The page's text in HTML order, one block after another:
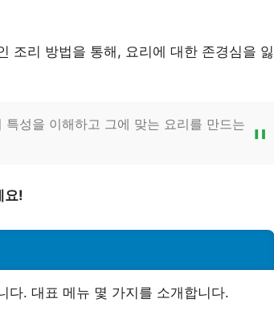
조리 방법을 통해, 요리에 대한 존경심을 잃
성을 이해하고 그에 맞는 요리를 만드는
요!
다. 대표 메뉴 몇 가지를 소개합니다.